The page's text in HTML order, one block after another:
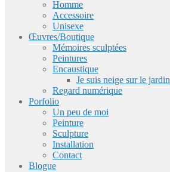
Homme
Accessoire
Unisexe
Œuvres/Boutique
Mémoires sculptées
Peintures
Encaustique
Je suis neige sur le jardin
Regard numérique
Porfolio
Un peu de moi
Peinture
Sculpture
Installation
Contact
Blogue